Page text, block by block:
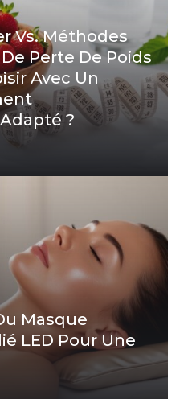
Vs. Méthodes
Perte De Poids
Avec Un
?
Masque
LED Pour Une